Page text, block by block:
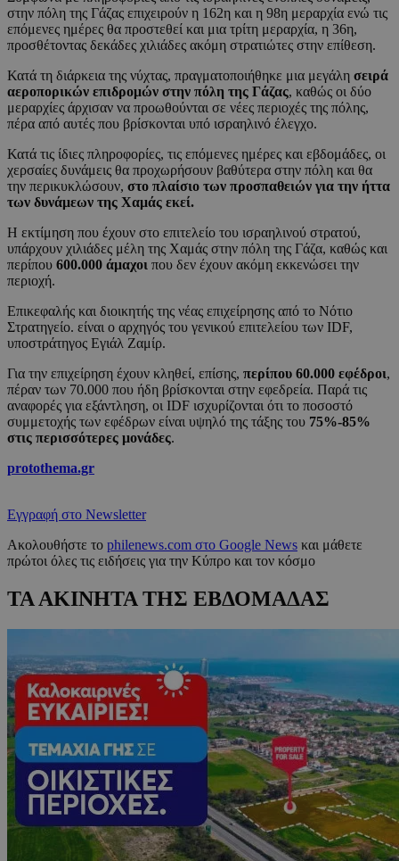
στην πόλη της Γάζας επιχειρούν η 162η και η 98η μεραρχία ενώ τις
επόμενες ημέρες θα προστεθεί και μια τρίτη μεραρχία, η 36η,
προσθέτοντας δεκάδες χιλιάδες ακόμη στρατιώτες στην επίθεση.
Κατά τη διάρκεια της νύχτας, πραγματοποιήθηκε μια μεγάλη σειρά
αεροπορικών επιδρομών στην πόλη της Γάζας, καθώς οι δύο
μεραρχίες άρχισαν να προωθούνται σε νέες περιοχές της πόλης,
πέρα από αυτές που βρίσκονται υπό ισραηλινό έλεγχο.
Κατά τις ίδιες πληροφορίες, τις επόμενες ημέρες και εβδομάδες, οι
χερσαίες δυνάμεις θα προχωρήσουν βαθύτερα στην πόλη και θα
την περικυκλώσουν, στο πλαίσιο των προσπαθειών για την ήττα
των δυνάμεων της Χαμάς εκεί.
Η εκτίμηση που έχουν στο επιτελείο του ισραηλινού στρατού,
υπάρχουν χιλιάδες μέλη της Χαμάς στην πόλη της Γάζα, καθώς και
περίπου 600.000 άμαχοι που δεν έχουν ακόμη εκκενώσει την
περιοχή.
Επικεφαλής και διοικητής της νέας επιχείρησης από το Νότιο
Στρατηγείο. είναι ο αρχηγός του γενικού επιτελείου των IDF,
υποστράτηγος Εγιάλ Ζαμίρ.
Για την επιχείρηση έχουν κληθεί, επίσης, περίπου 60.000 εφέδροι,
πέραν των 70.000 που ήδη βρίσκονται στην εφεδρεία. Παρά τις
αναφορές για εξάντληση, οι IDF ισχυρίζονται ότι το ποσοστό
συμμετοχής των εφέδρων είναι υψηλό της τάξης του 75%-85%
στις περισσότερες μονάδες.
protothema.gr
Εγγραφή στο Newsletter
Ακολουθήστε το philenews.com στο Google News και μάθετε
πρώτοι όλες τις ειδήσεις για την Κύπρο και τον κόσμο
ΤΑ ΑΚΙΝΗΤΑ ΤΗΣ ΕΒΔΟΜΑΔΑΣ